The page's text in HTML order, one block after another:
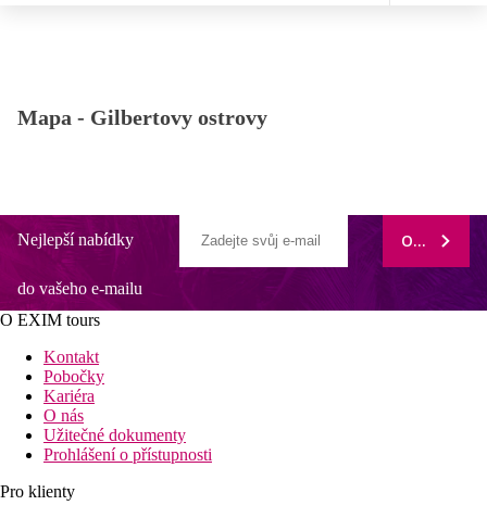
Mapa - Gilbertovy ostrovy
Nejlepší nabídky
do vašeho e-mailu
ODEBÍRAT
O EXIM tours
Kontakt
Pobočky
Kariéra
O nás
Užitečné dokumenty
Prohlášení o přístupnosti
Pro klienty